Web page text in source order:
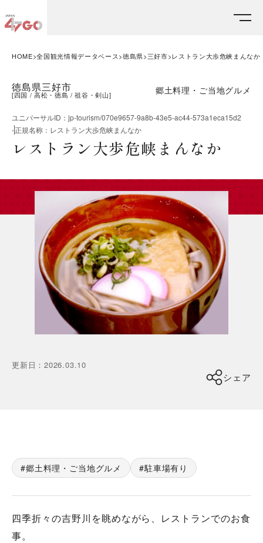
HOME 全国観光情報データベース 徳島県 三好市 レストラン大歩危峡まんなか
徳島県三好市
[四国 高松・徳島 祖谷・剣山] 郷土料理・ご当地グルメ
ユニバーサルID ： jp-tourism/070e9657-9a8b-43e5-ac44-573a1eca15d2
-正規名称 ： レストラン大歩危峡まんなか
レストラン大歩危峡まんなか
更新日 ：2026.03.10
シェア
郷土料理・ご当地グルメ 駐車場有り
四季折々の吉野川を眺めながら、レストランでのお食
事。